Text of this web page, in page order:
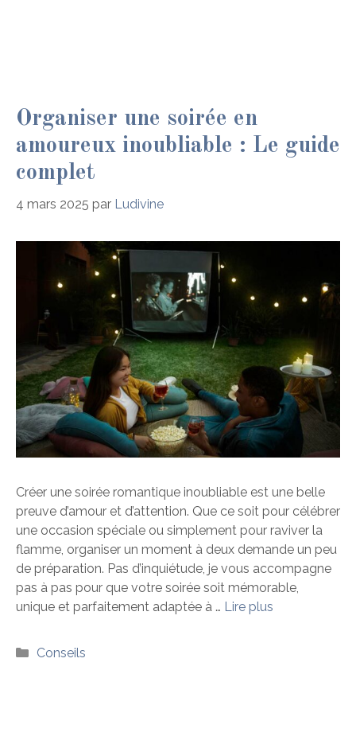
Organiser une soirée en
amoureux inoubliable : Le guide
complet
4 mars 2025 par Ludivine
Créer une soirée romantique inoubliable est une belle
preuve d’amour et d’attention. Que ce soit pour célébrer
une occasion spéciale ou simplement pour raviver la
flamme, organiser un moment à deux demande un peu
de préparation. Pas d’inquiétude, je vous accompagne
pas à pas pour que votre soirée soit mémorable,
unique et parfaitement adaptée à … Lire plus
Catégories
Conseils